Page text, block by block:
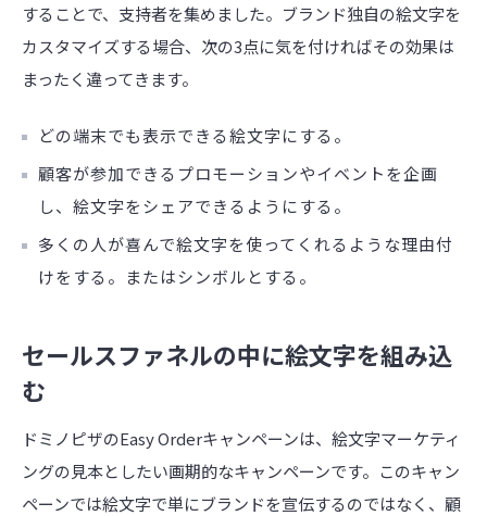
することで、支持者を集めました。ブランド独自の絵文字を
カスタマイズする場合、次の3点に気を付ければその効果は
まったく違ってきます。
どの端末でも表示できる絵文字にする。
顧客が参加できるプロモーションやイベントを企画
し、絵文字をシェアできるようにする。
多くの人が喜んで絵文字を使ってくれるような理由付
けをする。またはシンボルとする。
セールスファネルの中に絵文字を組み込
む
ドミノピザのEasy Orderキャンペーンは、絵文字マーケティ
ングの見本としたい画期的なキャンペーンです。このキャン
ペーンでは絵文字で単にブランドを宣伝するのではなく、顧